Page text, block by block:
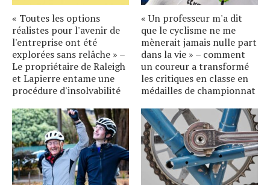
« Toutes les options
réalistes pour l'avenir de
l'entreprise ont été
explorées sans relâche » –
Le propriétaire de Raleigh
et Lapierre entame une
procédure d'insolvabilité
« Un professeur m'a dit
que le cyclisme ne me
mènerait jamais nulle part
dans la vie » – comment
un coureur a transformé
les critiques en classe en
médailles de championnat